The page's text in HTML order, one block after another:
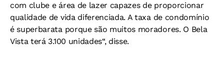
com clube e área de lazer capazes de proporcionar
qualidade de vida diferenciada. A taxa de condomínio
é superbarata porque são muitos moradores. O Bela
Vista terá 3.100 unidades“, disse.